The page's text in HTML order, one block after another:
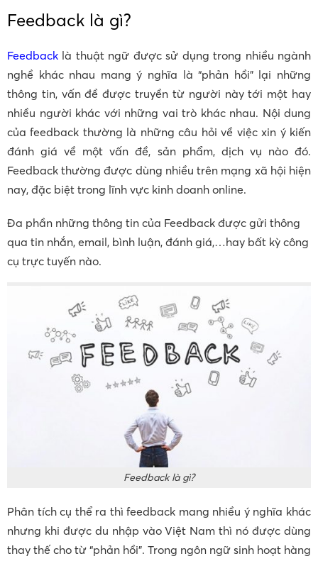
Feedback là gì?
Feedback là thuật ngữ được sử dụng trong nhiều ngành
nghề khác nhau mang ý nghĩa là “phản hồi” lại những
thông tin, vấn đề được truyền từ người này tới một hay
nhiều người khác với những vai trò khác nhau. Nội dung
của feedback thường là những câu hỏi về việc xin ý kiến
đánh giá về một vấn đề, sản phẩm, dịch vụ nào đó.
Feedback thường được dùng nhiều trên mạng xã hội hiện
nay, đặc biệt trong lĩnh vực kinh doanh online.
Đa phần những thông tin của Feedback được gửi thông
qua tin nhắn, email, bình luận, đánh giá,…hay bất kỳ công
cụ trực tuyến nào.
Feedback là gì?
Phân tích cụ thể ra thì feedback mang nhiều ý nghĩa khác
nhưng khi được du nhập vào Việt Nam thì nó được dùng
thay thế cho từ “phản hồi”. Trong ngôn ngữ sinh hoạt hàng